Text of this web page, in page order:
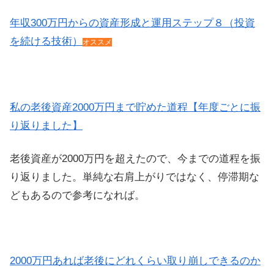
年収300万円からの資産形成と運用ステップ８（投資
を続ける技術）
オススメ
私の老後資産2000万円まで貯めた道程【年度ごとに振
り返りました】
老後資産が2000万円を超えたので、今までの道程を振
り返りました。単純な右肩上がりではなく、停滞期な
どもあるので参考になれば。
2000万円あれば老後にどれくらい取り崩しできるのか